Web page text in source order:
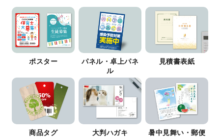
ポスター
パネル・卓上パネ
ル
見積書表紙
商品タグ 大判ハガキ
暑中見舞い・郵便